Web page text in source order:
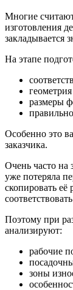
Многие
изготовления
закладывается
На этапе
размеры
Особенно это
заказчика.
Очень часто на
уже потеряла
скопировать
Поэтому при
анализируют:
рабочие
зоны